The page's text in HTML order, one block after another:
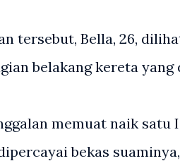
tersebut, Bella, 26,
belakang kereta yang
memuat naik satu
bekas